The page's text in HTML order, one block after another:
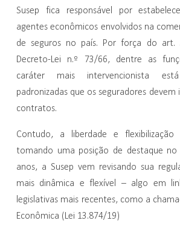
Susep fica responsável por
agentes econômicos envolvidos na
de seguros no país. Por força do art.
Decreto-Lei n.º 73/66, dentre as
caráter mais intervencionista
padronizadas que os seguradores devem
contratos.
Contudo, a liberdade e flexibilização
tomando uma posição de destaque no
anos, a Susep vem revisando sua
mais dinâmica e flexível – algo em
legislativas mais recentes, como a
Econômica (Lei 13.874/19)